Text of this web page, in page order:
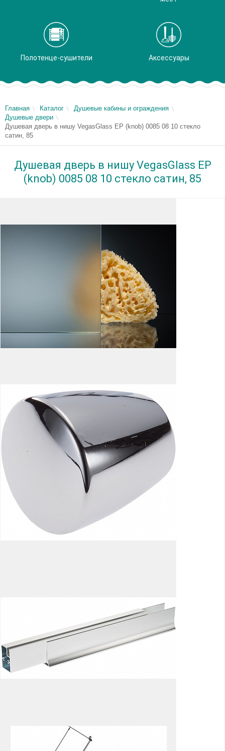
Полотенце-сушители Аксессуары
Главная Каталог
Душевые кабины и ограждения
Душевые двери
Душевая дверь в нишу VegasGlass EP (knob) 0085 08 10 стекло
сатин, 85
Душевая дверь в нишу VegasGlass EP
(knob) 0085 08 10 стекло сатин, 85